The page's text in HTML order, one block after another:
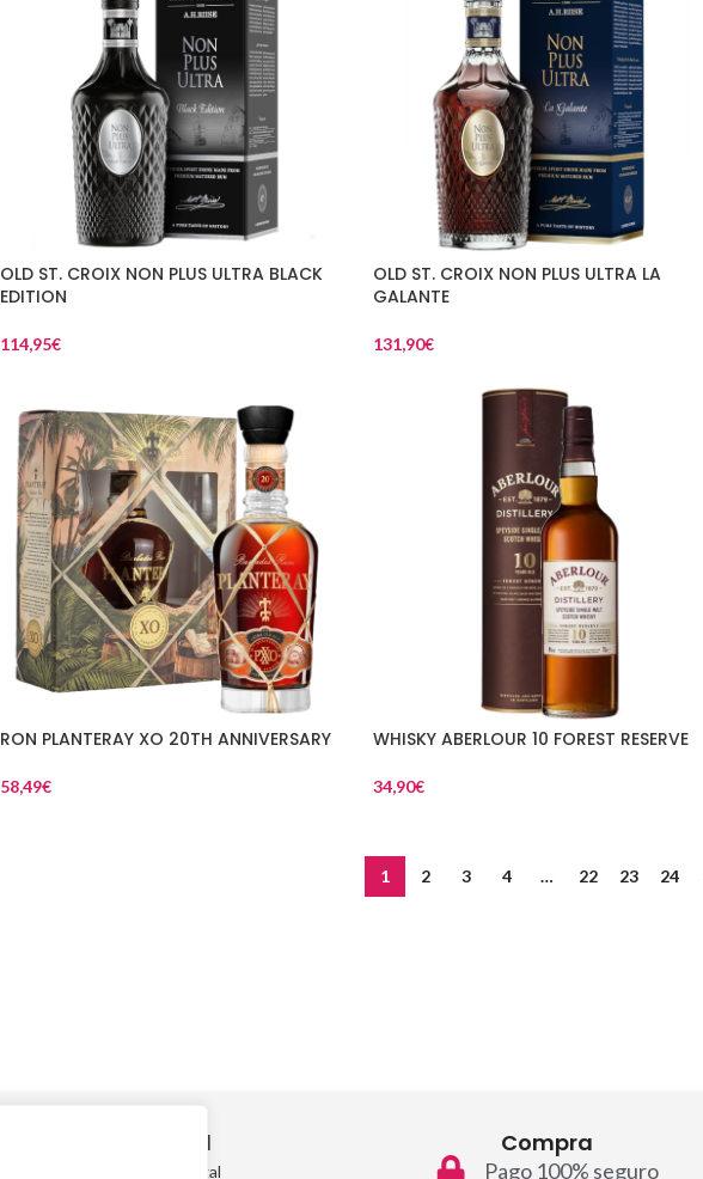
OLD ST. CROIX NON PLUS ULTRA BLACK
EDITION
114,95€
OLD ST. CROIX NON PLUS ULTRA LA
GALANTE
131,90€
RON PLANTERAY XO 20TH ANNIVERSARY
58,49€
WHISKY ABERLOUR 10 FOREST RESERVE
34,90€
1 2 3 4 … 22 23 24
Legal
Aviso legal
Compra
Pago 100% seguro